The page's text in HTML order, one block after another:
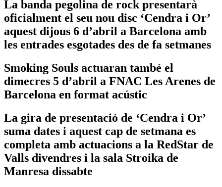
La banda pegolina de rock presentarà
oficialment el seu nou disc ‘Cendra i Or’
aquest dijous 6 d’abril a Barcelona amb
les entrades esgotades des de fa setmanes
Smoking Souls actuaran també el
dimecres 5 d’abril a FNAC Les Arenes de
Barcelona en format acústic
La gira de presentació de ‘Cendra i Or’
suma dates i aquest cap de setmana es
completa amb actuacions a la RedStar de
Valls divendres i la sala Stroika de
Manresa dissabte